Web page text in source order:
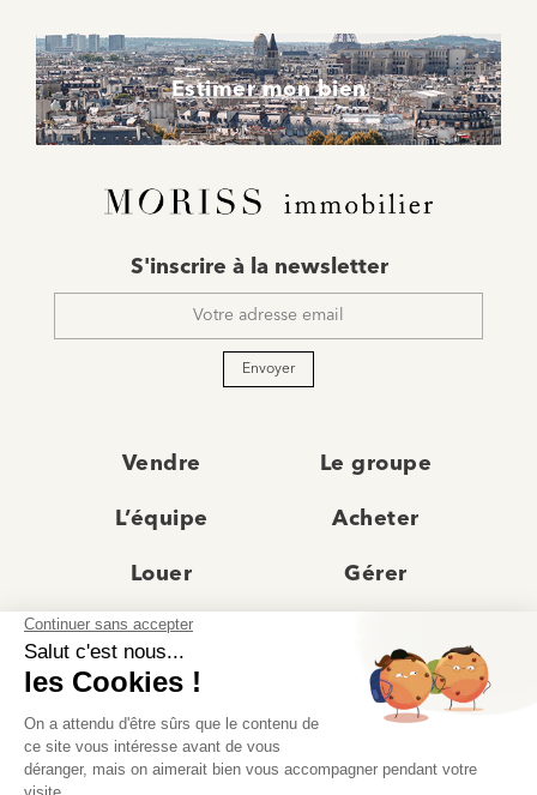
Estimer mon bien
mail
S'inscrire à la newsletter
Envoyer
Vendre Le groupe
L’équipe Acheter
Louer Gérer
Actualités
Recrutement Avis clients
Prestige